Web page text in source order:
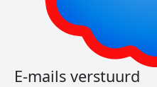
E-mails verstuurd